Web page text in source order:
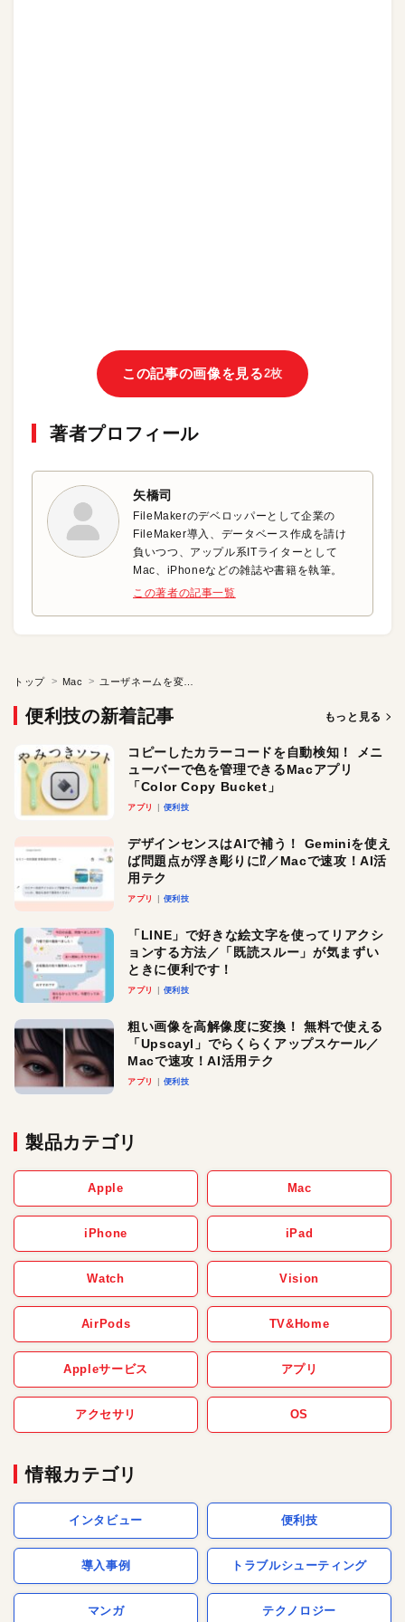
この記事の画像を見る2枚
著者プロフィール
矢橋司
FileMakerのデベロッパーとして企業の
FileMaker導入、データベース作成を請け
負いつつ、アップル系ITライターとして
Mac、iPhoneなどの雑誌や書籍を執筆。
この著者の記事一覧
トップ Mac
便利技の新着記事 もっと見る
コピーしたカラーコードを自動検知！ メニ
ューバーで色を管理できるMacアプリ
「Color Copy Bucket」
アプリ 便利技
デザインセンスはAIで補う！ Geminiを使え
ば問題点が浮き彫りに⁉︎／Macで速攻！AI活
用テク
アプリ 便利技
「LINE」で好きな絵文字を使ってリアクシ
ョンする方法／「既読スルー」が気まずい
ときに便利です！
アプリ 便利技
粗い画像を高解像度に変換！ 無料で使える
「Upscayl」でらくらくアップスケール／
Macで速攻！AI活用テク
アプリ 便利技
製品カテゴリ
Apple Mac
iPhone iPad
Watch Vision
AirPods TV&Home
Appleサービス アプリ
アクセサリ OS
情報カテゴリ
インタビュー 便利技
導入事例 トラブルシューティング
マンガ テクノロジー